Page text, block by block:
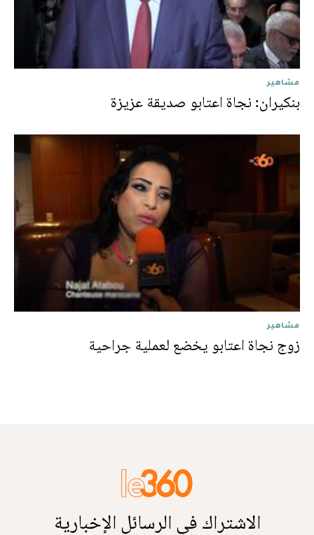
مشاهير
بنكيران: نجاة اعتابو صديقة عزيزة
مشاهير
زوج نجاة اعتابو يخضع لعملية جراحية
الاشتراك في الرسائل الإخبارية